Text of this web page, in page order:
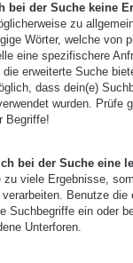
bei der Suche keine
zu
Wörter, welche von
eine spezifischere
erweiterte Suche
dass dein(e)
wurden. Prüfe
Begriffe!
bei der Suche eine
zu viele Ergebnisse,
Benutze die
Suchbegriffe ein oder
Unterforen.